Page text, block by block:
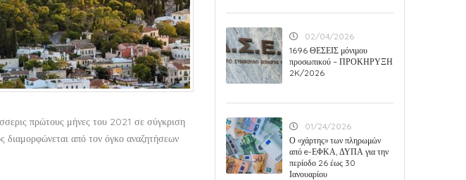
πρώτους μήνες του 2021 σε σύγκριση
διαμορφώνεται από τον όγκο αναζητήσεων
02/04/2026
1696 ΘΕΣΕΙΣ μόνιμου
προσωπικού – ΠΡΟΚΗΡΥΞΗ
2K/2026
01/24/2026
Ο «χάρτης» των πληρωμών
από e-ΕΦΚΑ, ΔΥΠΑ για την
περίοδο 26 έως 30
Ιανουαρίου